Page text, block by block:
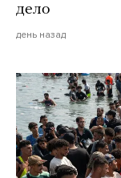
дело
день назад